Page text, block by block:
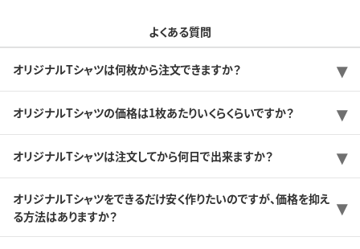
よくある質問
オリジナルTシャツは何枚から注文できますか？
オリジナルTシャツの価格は1枚あたりいくらくらいですか？
オリジナルTシャツは注文してから何日で出来ますか？
オリジナルTシャツをできるだけ安く作りたいのですが、価格を抑え
る方法はありますか？